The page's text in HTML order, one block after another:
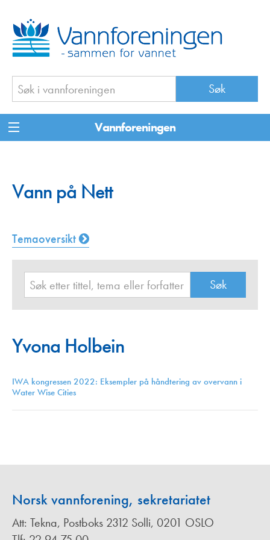
Vannforeningen
Vann på Nett
Temaoversikt
Yvona Holbein
IWA kongressen 2022: Eksempler på håndtering av overvann i
Water Wise Cities
Norsk vannforening, sekretariatet
Att: Tekna, Postboks 2312 Solli, 0201 OSLO